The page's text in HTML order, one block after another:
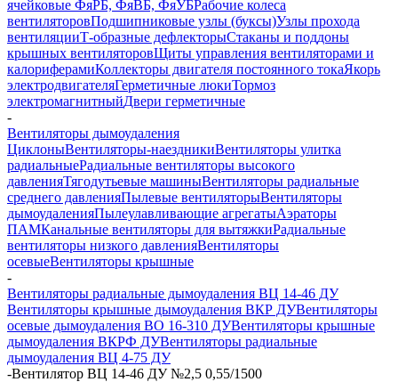
ячейковые ФяРБ, ФяВБ, ФяУБРабочие колеса
вентиляторовПодшипниковые узлы (буксы)Узлы прохода
вентиляцииТ-образные дефлекторыСтаканы и поддоны
крышных вентиляторовЩиты управления вентиляторами и
калориферамиКоллекторы двигателя постоянного токаЯкорь
электродвигателяГерметичные люкиТормоз
электромагнитныйДвери герметичные
-
Вентиляторы дымоудаления
ЦиклоныВентиляторы-наездникиВентиляторы улитка
радиальныеРадиальные вентиляторы высокого
давленияТягодутьевые машиныВентиляторы радиальные
среднего давленияПылевые вентиляторыВентиляторы
дымоудаленияПылеулавливающие агрегатыАэраторы
ПАМКанальные вентиляторы для вытяжкиРадиальные
вентиляторы низкого давленияВентиляторы
осевыеВентиляторы крышные
-
Вентиляторы радиальные дымоудаления ВЦ 14-46 ДУ
Вентиляторы крышные дымоудаления ВКР ДУВентиляторы
осевые дымоудаления ВО 16-310 ДУВентиляторы крышные
дымоудаления ВКРФ ДУВентиляторы радиальные
дымоудаления ВЦ 4-75 ДУ
-Вентилятор ВЦ 14-46 ДУ №2,5 0,55/1500